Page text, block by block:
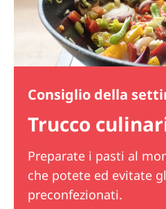
Consiglio della
Trucco
Preparate i pasti al
che potete ed evitate
preconfezionati.